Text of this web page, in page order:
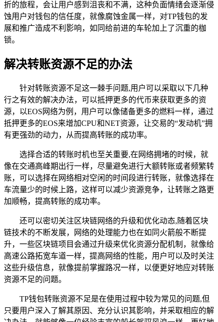
折的旅程，会让用户感到沮丧和不满，这种负面情绪会逐渐侵
蚀用户对钱包的信任度，就像腐蚀金属一样，对TP钱包的发
展和推广造成不利影响，如同给前进的车轮加上了沉重的枷
锁。
解决转账资源不足的办法
针对转账资源不足这一棘手问题,用户可以采取以下几种
行之有效的解决办法，可以抵押更多的代币来获取更多的资
源，以EOS网络为例，用户可以像储备更多的燃料一样，通过
抵押更多的EOS来增加CPU和NET资源，让交易的“发动机”拥
有更强劲的动力，从而提高转账的成功率。
选择合适的转账时机也至关重要,在网络拥堵的时候，就
像在交通高峰期出行一样，尽量避免进行大额转账或者频繁转
账，可以选择在网络相对空闲的时间段进行转账，就像选择在
车流量少的时候上路，这样可以减少资源竞争，让转账之路更
加顺畅，提高转账的成功率。
还可以密切关注区块链网络的升级和优化动态,随着区块
链技术的不断发展，网络的处理能力也在如同火箭般不断提
升，一些区块链项目会通过升级来优化资源分配机制，就像给
高速公路拓宽车道一样，提高网络的性能，用户可以及时关注
这些升级信息，就像提前掌握路况一样，以便更好地应对转账
资源不足的问题。
TP钱包转账资源不足是在使用过程中较为常见的问题,但
只要用户深入了解其原因、充分认识其影响，并采取相应的解